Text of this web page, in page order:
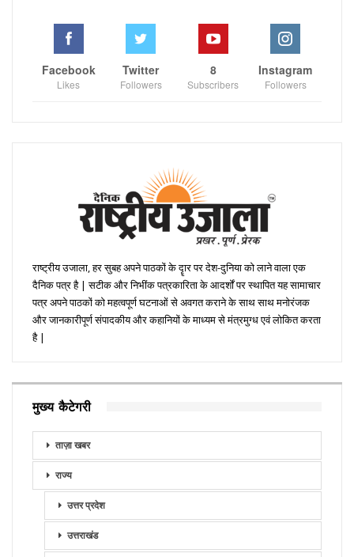
Facebook
Likes
Twitter
Followers
8
Subscribers
Instagram
Followers
राष्ट्रीय उजाला, हर सुबह अपने पाठकों के दॄार पर देश-दुनिया को लाने वाला एक
दैनिक पत्र है | सटीक और निभींक पत्रकारिता के आदर्शों पर स्थापित यह सामाचार
पत्र अपने पाठकों को महत्वपूर्ण घटनाओं से अवगत कराने के साथ साथ मनोरंजक
और जानकारीपूर्ण संपादकीय और कहानियों के माध्यम से मंत्रमुग्ध एवं लोकित करता
है |
मुख्य कैटेगरी
ताज़ा खबर
राज्य
उत्तर प्रदेश
उत्तराखंड